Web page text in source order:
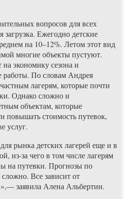
вопросов для всех
загрузка. Ежегодно детские
на 10–12%. Летом этот вид
многие объекты пустуют.
экономику сезона и
работы. По словам Андрея
лагерям, которые почти
Однако сложно и
объектам, которые
повышать стоимость путевок,
услуг.
рынка детских лагерей еще и в
из-за чего в том числе лагерям
на путевки. Прогнозы по
Все зависит от
заявила Алена Альбертин.